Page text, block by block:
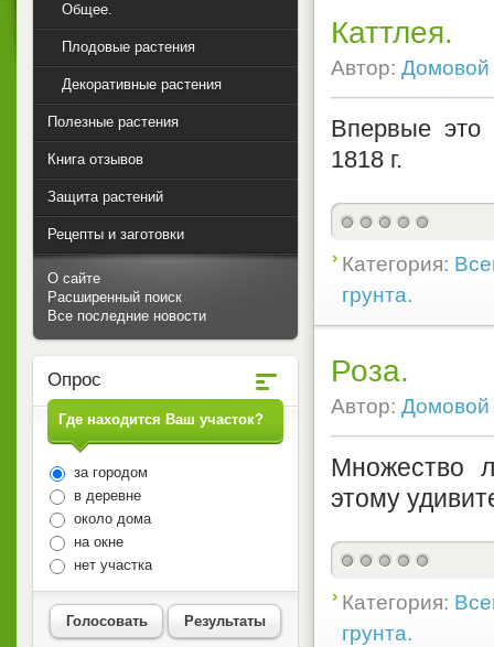
Каттлея.
Автор: Домовой
Впервые это
1818 г.
Категория:
грунта.
Роза.
Автор: Домовой
Множество
этому
Категория:
грунта.
Общее.
Плодовые растения
Декоративные растения
Полезные растения
Книга отзывов
Защита растений
Рецепты и заготовки
О сайте
Расширенный поиск
Все последние новости
Опрос
Где находится Ваш участок?
за городом
в деревне
около дома
на окне
нет участка
Голосовать Результаты